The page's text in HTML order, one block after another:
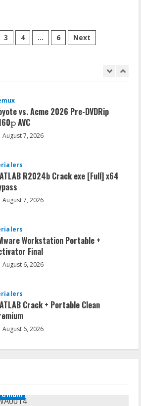
3 4 … 6 Next
Studio Portable + License Key
vs. Acme 2026 Pre-DVDRip
AVC
August 7, 2026
R2024b Crack exe [Full] x64
August 7, 2026
Workstation Portable +
Final
August 6, 2026
Crack + Portable Clean
August 6, 2026
August 7, 2026
Umum